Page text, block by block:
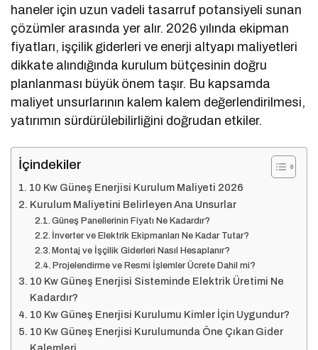
haneler için uzun vadeli tasarruf potansiyeli sunan
çözümler arasında yer alır. 2026 yılında ekipman
fiyatları, işçilik giderleri ve enerji altyapı maliyetleri
dikkate alındığında kurulum bütçesinin doğru
planlanması büyük önem taşır. Bu kapsamda
maliyet unsurlarının kalem kalem değerlendirilmesi,
yatırımın sürdürülebilirliğini doğrudan etkiler.
İçindekiler
10 Kw Güneş Enerjisi Kurulum Maliyeti 2026
Kurulum Maliyetini Belirleyen Ana Unsurlar
Güneş Panellerinin Fiyatı Ne Kadardır?
İnverter ve Elektrik Ekipmanları Ne Kadar Tutar?
Montaj ve İşçilik Giderleri Nasıl Hesaplanır?
Projelendirme ve Resmi İşlemler Ücrete Dahil mi?
10 Kw Güneş Enerjisi Sisteminde Elektrik Üretimi Ne
Kadardır?
10 Kw Güneş Enerjisi Kurulumu Kimler İçin Uygundur?
10 Kw Güneş Enerjisi Kurulumunda Öne Çıkan Gider